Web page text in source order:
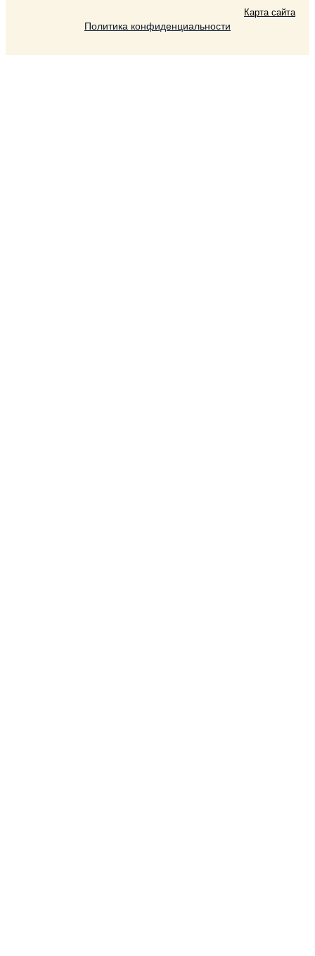
Карта сайта
Политика конфиденциальности